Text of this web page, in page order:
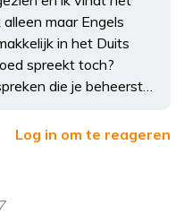
maar Engels
in het Duits
spreekt toch?
die je beheerst…
Log in om te reageren